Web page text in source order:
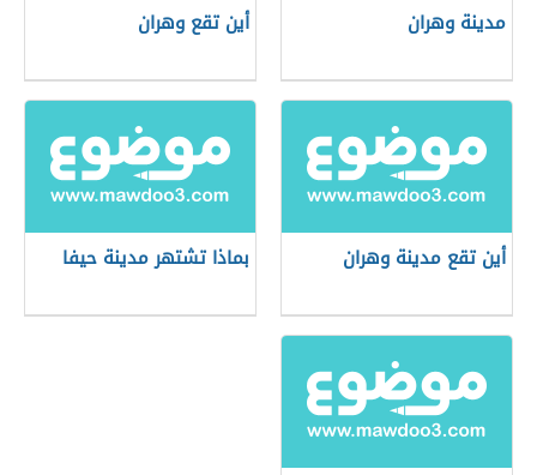
مدينة وهران أين تقع وهران
أين تقع مدينة وهران بماذا تشتهر مدينة حيفا